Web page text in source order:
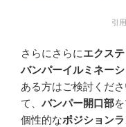
引
さらにさらにエクス
バンパーイルミネー
ある方はご検討くださ
て、 バンパー開口部を
個性的なポジション